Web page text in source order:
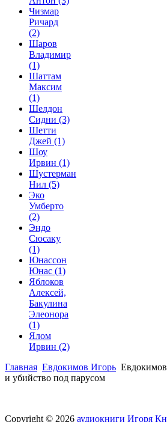
Чизмар
Ричард
(2)
Шаров
Владимир
(1)
Шаттам
Максим
(1)
Шелдон
Сидни (3)
Шетти
Джей (1)
Шоу
Ирвин (1)
Шустерман
Нил (5)
Эко
Умберто
(2)
Эндо
Сюсаку
(1)
Юнассон
Юнас (1)
Яблоков
Алексей,
Бакулина
Элеонора
(1)
Ялом
Ирвин (2)
Главная Евдокимов Игорь
и убийство под парусом
Copyright © 2026 аудиокниги Игоря